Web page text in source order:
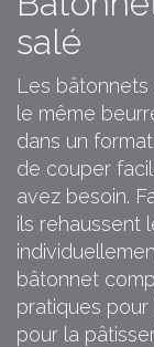
salé
Les
le même
dans un
de couper
avez besoin.
ils rehaussent
bâtonnet
pratiques
pour la